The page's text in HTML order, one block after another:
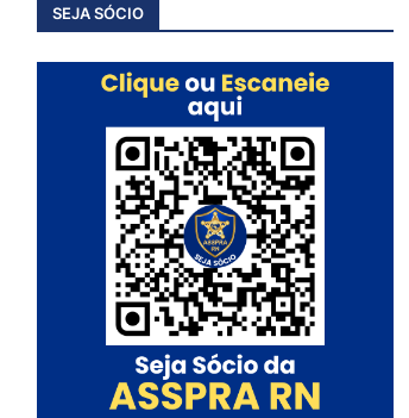
SEJA SÓCIO